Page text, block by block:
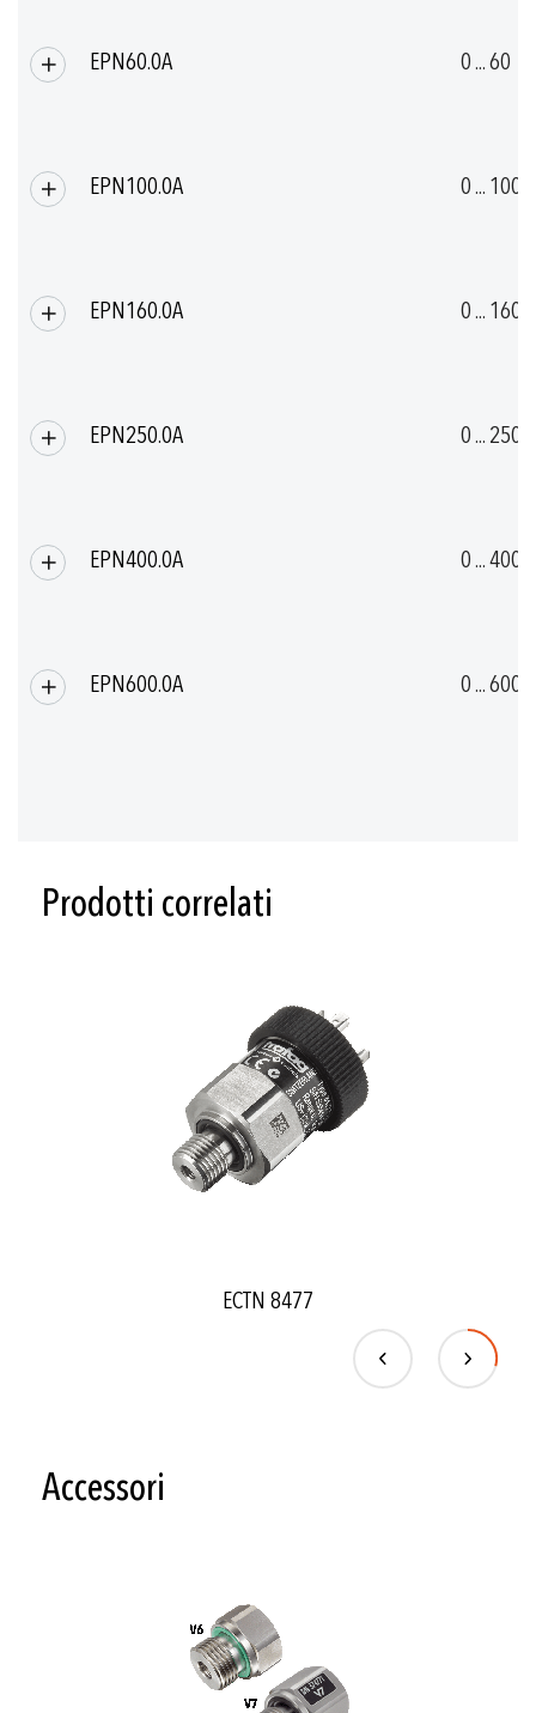
EPN60.0A 0 ... 60
EPN100.0A 0 ... 100
EPN160.0A 0 ... 160
EPN250.0A 0 ... 250
EPN400.0A 0 ... 400
EPN600.0A 0 ... 600
Prodotti correlati
ECTN 8477
Accessori